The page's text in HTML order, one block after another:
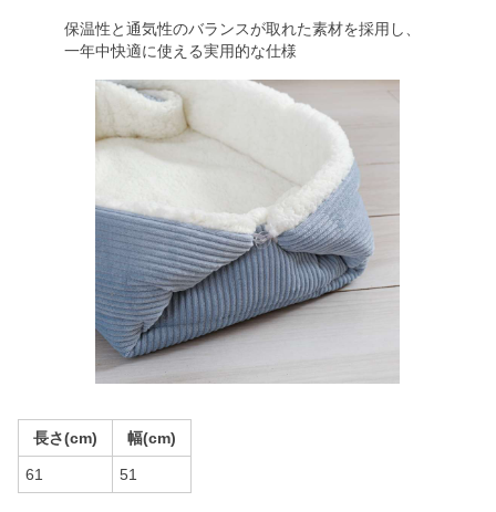
保温性と通気性のバランスが取れた素材を採用し、
一年中快適に使える実用的な仕様
長さ(cm) 幅(cm)
61 51